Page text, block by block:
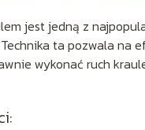
jest jedną z
ta pozwala na
wykonać ruch